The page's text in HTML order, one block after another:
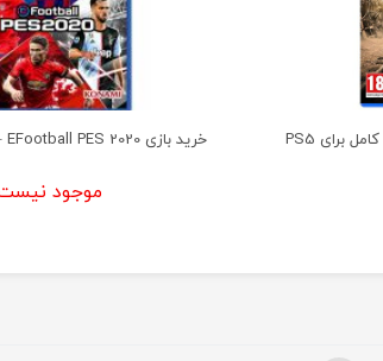
خرید بازی EFootball PES 2020 – پلی استیشن ۴
موجود